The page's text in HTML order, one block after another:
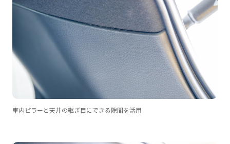
車内ピラーと天井の継ぎ目にできる隙間を活用